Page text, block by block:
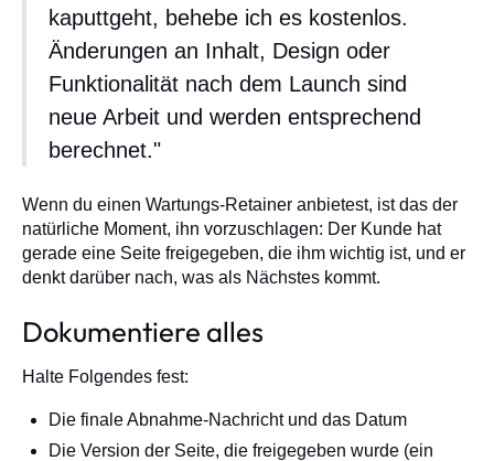
kaputtgeht, behebe ich es kostenlos.
Änderungen an Inhalt, Design oder
Funktionalität nach dem Launch sind
neue Arbeit und werden entsprechend
berechnet."
Wenn du einen Wartungs-Retainer anbietest, ist das der
natürliche Moment, ihn vorzuschlagen: Der Kunde hat
gerade eine Seite freigegeben, die ihm wichtig ist, und er
denkt darüber nach, was als Nächstes kommt.
Dokumentiere alles
Halte Folgendes fest:
Die finale Abnahme-Nachricht und das Datum
Die Version der Seite, die freigegeben wurde (ein